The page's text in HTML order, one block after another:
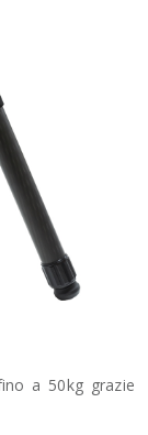
a 50kg grazie